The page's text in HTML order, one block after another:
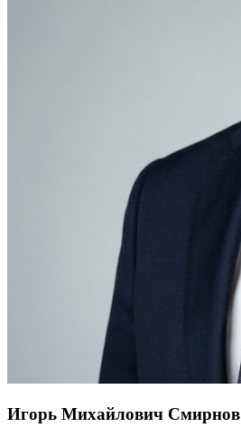
Игорь Михайлович Смирнов